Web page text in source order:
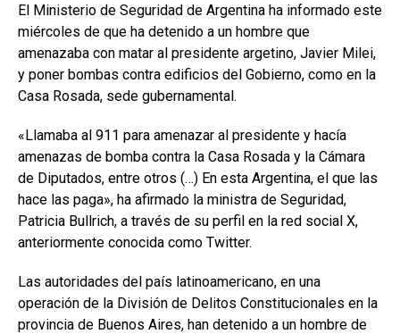
El Ministerio de Seguridad de Argentina ha informado este
miércoles de que ha detenido a un hombre que
amenazaba con matar al presidente argetino, Javier Milei,
y poner bombas contra edificios del Gobierno, como en la
Casa Rosada, sede gubernamental.
«Llamaba al 911 para amenazar al presidente y hacía
amenazas de bomba contra la Casa Rosada y la Cámara
de Diputados, entre otros (…) En esta Argentina, el que las
hace las paga», ha afirmado la ministra de Seguridad,
Patricia Bullrich, a través de su perfil en la red social X,
anteriormente conocida como Twitter.
Las autoridades del país latinoamericano, en una
operación de la División de Delitos Constitucionales en la
provincia de Buenos Aires, han detenido a un hombre de